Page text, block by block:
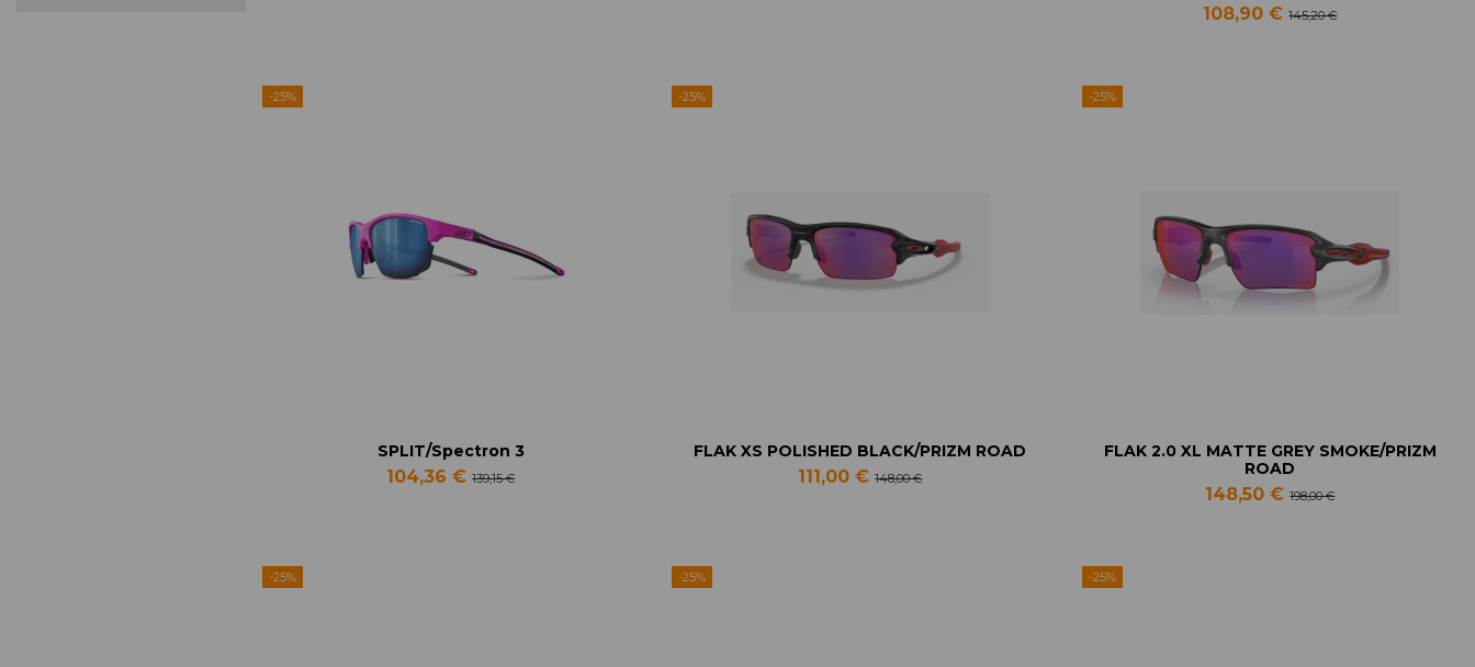
108,90 €145,20 €
-25%
SPLIT/Spectron 3
104,36 €139,15 €
-25%
FLAK XS POLISHED BLACK/PRIZM ROAD
111,00 €148,00 €
-25%
FLAK 2.0 XL MATTE GREY SMOKE/PRIZM
ROAD
148,50 €198,00 €
-25% -25% -25%